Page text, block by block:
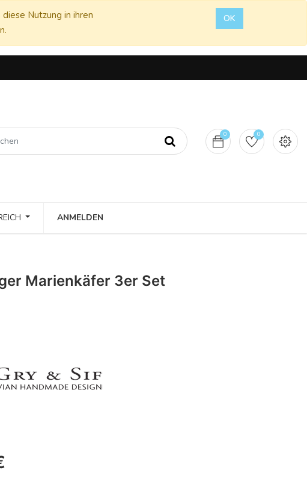
diese Nutzung in ihren
OK
0 0
ANMELDEN
Marienkäfer 3er Set